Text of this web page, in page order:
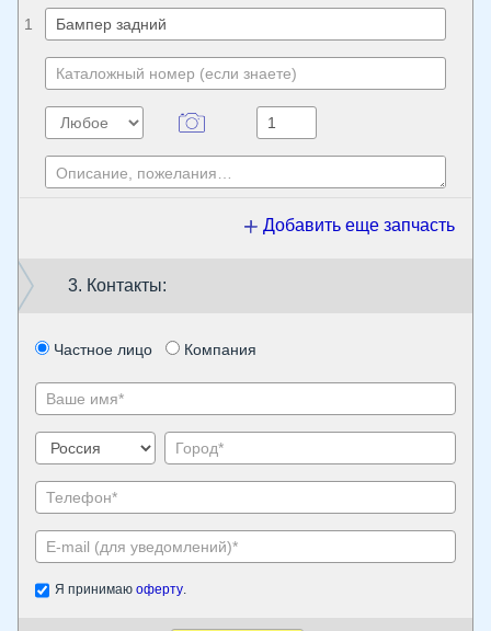
1
Добавить еще запчасть
3. Контакты:
Частное лицо Компания
Я принимаю оферту.